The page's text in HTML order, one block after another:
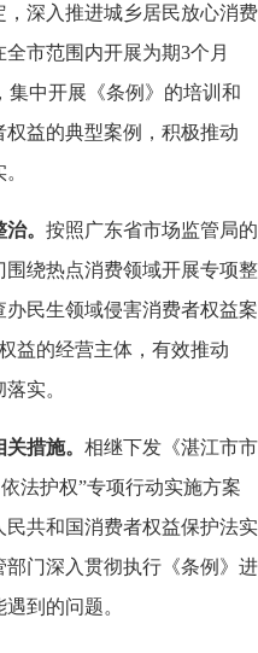
深入推进城乡居民放心消费
市范围内开展为期3个月
集中开展《条例》的培训和
益的典型案例，积极推动
。 按照广东省市场监管局的
绕热点消费领域开展专项整
民生领域侵害消费者权益案
益的经营主体，有效推动
实。
措施。 相继下发《湛江市市
法护权”专项行动实施方案
共和国消费者权益保护法实
门深入贯彻执行《条例》进
到的问题。